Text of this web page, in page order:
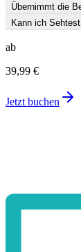
Übernimmt die
Kann ich
ab
39,99 €
Jetzt buchen